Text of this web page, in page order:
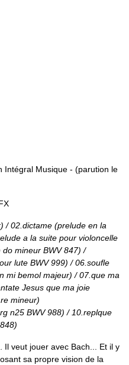
Intégral Musique - (parution le
/ 02.dictame (prelude en la
a la suite pour violoncelle
mineur BWV 847) /
lute BWV 999) / 06.soufle
mi bemol majeur) / 07.que ma
Jesus que ma joie
mineur)
n25 BWV 988) / 10.replque
Il veut jouer avec Bach... Et il y
sa propre vision de la